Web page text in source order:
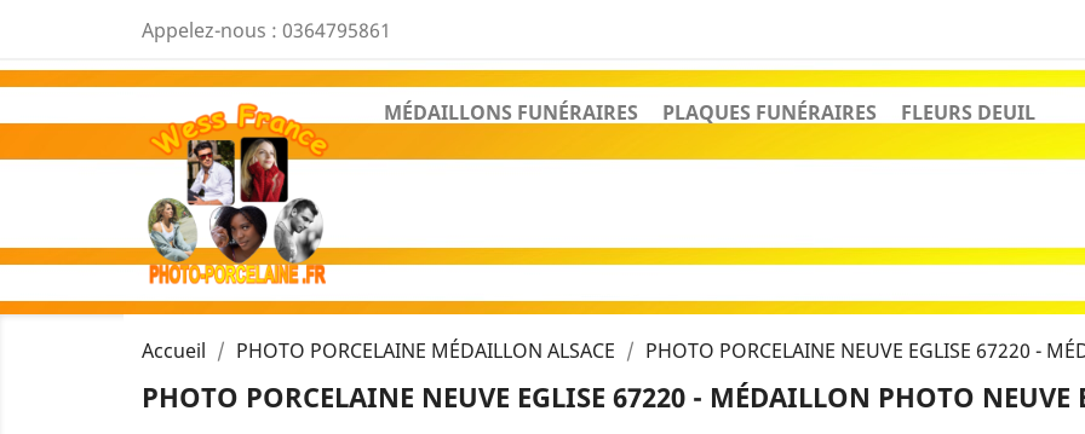
Appelez-nous : 0364795861
MÉDAILLONS FUNÉRAIRES PLAQUES FUNÉRAIRES FLEURS DEUIL
Accueil PHOTO PORCELAINE MÉDAILLON ALSACE PHOTO PORCELAINE NEUVE EGLISE 67220 -
PHOTO PORCELAINE NEUVE EGLISE 67220 - MÉDAILLON PHOTO NEUVE